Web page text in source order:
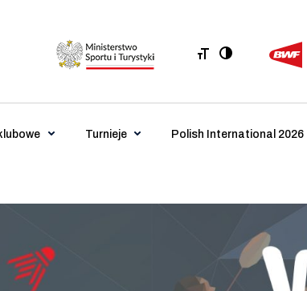
Turnieje Polish International 2026